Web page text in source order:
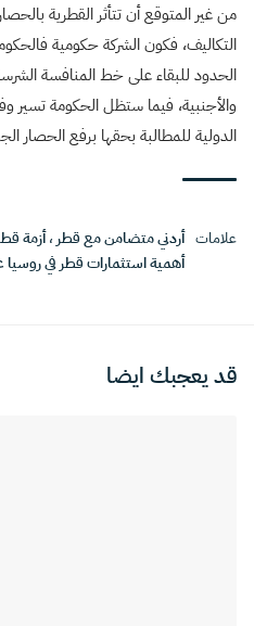
من غير المتوقع أن تتأثر القطرية
التكاليف، فكون الشركة حكومية
الحدود للبقاء على خط المنافسة
والأجنبية، فيما ستظل الحكومة تسير
الدولية للمطالبة بحقها برفع الحصار
علامات أردني متضامن مع قطر ،أزمة
أهمية استثمارات قطر في روسيا
قد يعجبك ايضا